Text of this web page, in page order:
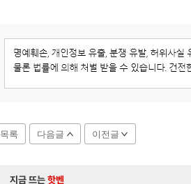
목록 다음글 이전글
지금 뜨는핫벤